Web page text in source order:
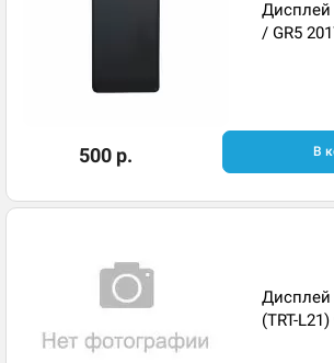
Дисплей
/ GR5
500 р. В
Дисплей
(TRT-